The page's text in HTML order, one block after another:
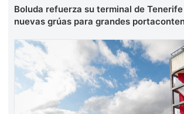
Boluda refuerza su terminal de
nuevas grúas para grandes